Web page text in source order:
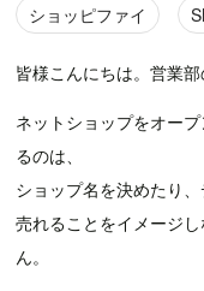
ショッピファイ
皆様こんにちは。営業部
ネットショップをオー
るのは、
ショップ名を決めたり
売れることをイメージ
ん。